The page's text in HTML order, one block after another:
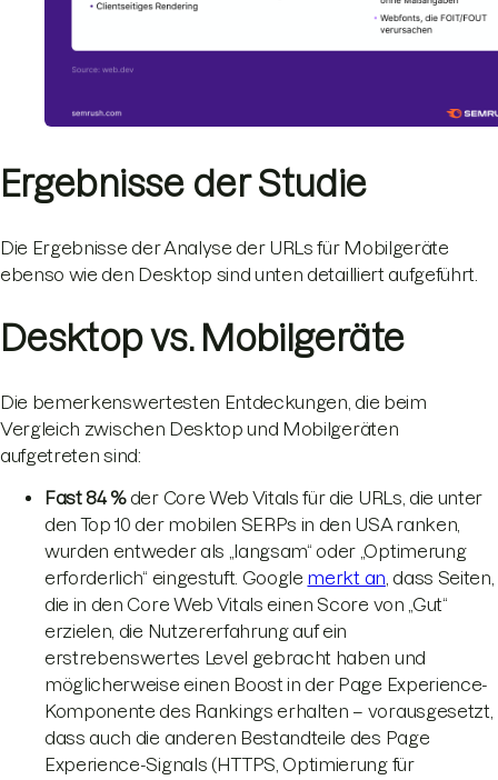
Ergebnisse der Studie
Die Ergebnisse der Analyse der URLs für Mobilgeräte
ebenso wie den Desktop sind unten detailliert aufgeführt.
Desktop vs. Mobilgeräte
Die bemerkenswertesten Entdeckungen, die beim
Vergleich zwischen Desktop und Mobilgeräten
aufgetreten sind:
Fast 84 %der Core Web Vitals für die URLs, die unter
den Top 10 der mobilen SERPs in den USA ranken,
wurden entweder als „langsam“ oder „Optimerung
erforderlich“ eingestuft. Google merkt an , dass Seiten,
die in den Core Web Vitals einen Score von „Gut“
erzielen, die Nutzererfahrung auf ein
erstrebenswertes Level gebracht haben und
möglicherweise einen Boost in der Page Experience-
Komponente des Rankings erhalten – vorausgesetzt,
dass auch die anderen Bestandteile des Page
Experience-Signals (HTTPS, Optimierung für